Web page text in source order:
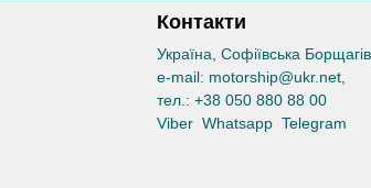
Контакти
Україна, Софіївська
e-mail: motorship@ukr.net
тел.: +38 050 880 88 00
Viber Whatsapp Telegram